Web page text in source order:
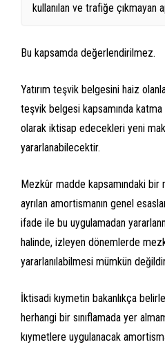
kullanılan ve trafiğe çıkmayan
Bu kapsamda değerlendirilmez.
Yatırım teşvik belgesini haiz
teşvik belgesi kapsamında
olarak iktisap edecekleri yeni
yararlanabilecektir.
Mezkûr madde kapsamındaki
ayrılan amortismanın genel
ifade ile bu uygulamadan
halinde, izleyen dönemlerde
yararlanılabilmesi mümkün
İktisadi kıymetin bakanlıkça
herhangi bir sınıflamada yer
kıymetlere uygulanacak